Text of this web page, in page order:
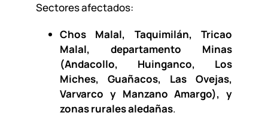
Sectores afectados:
Chos Malal, Taquimilán, Tricao
Malal, departamento Minas
(Andacollo, Huinganco, Los
Miches, Guañacos, Las Ovejas,
Varvarco y Manzano Amargo), y
zonas rurales aledañas.